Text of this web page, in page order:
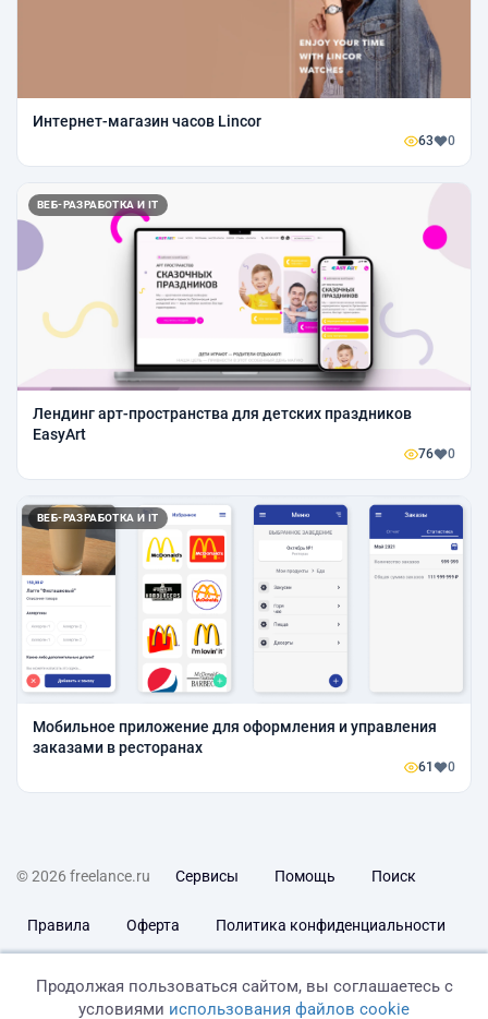
Интернет-магазин часов Lincor
63 0
ВЕБ-РАЗРАБОТКА И IT
Лендинг арт-пространства для детских праздников
EasyArt
76 0
ВЕБ-РАЗРАБОТКА И IT
Мобильное приложение для оформления и управления
заказами в ресторанах
61 0
© 2026 freelance.ru Сервисы Помощь Поиск
Правила Оферта Политика конфиденциальности
Продолжая пользоваться сайтом, вы соглашаетесь с
условиями использования файлов cookie